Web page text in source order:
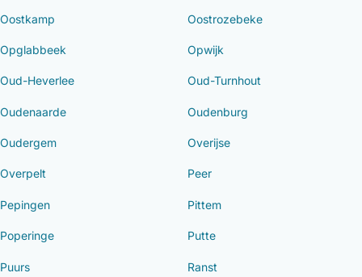
Oostkamp Oostrozebeke
Opglabbeek Opwijk
Oud-Heverlee Oud-Turnhout
Oudenaarde Oudenburg
Oudergem Overijse
Overpelt Peer
Pepingen Pittem
Poperinge Putte
Puurs Ranst